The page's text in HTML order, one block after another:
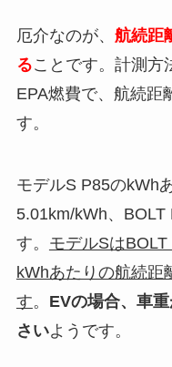
厄介なのが、 航続距
ることです。計測方
EPA燃費で、航続距
す。
モデルS P85のkWh
5.01km/kWh、
す。 モデルSはBOLT
kWhあたりの航続距
す。 EVの場合、車
さいようです。